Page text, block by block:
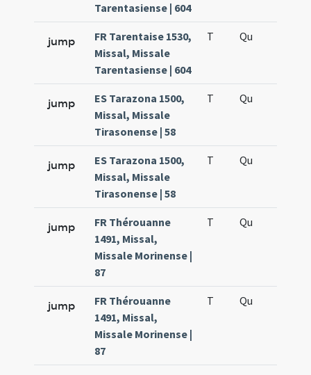
Tarentasiense | 604
jump
FR Tarentaise 1530,
Missal, Missale
Tarentasiense | 604
T Qu
jump
ES Tarazona 1500,
Missal, Missale
Tirasonense | 58
T Qu
jump
ES Tarazona 1500,
Missal, Missale
Tirasonense | 58
T Qu
jump
FR Thérouanne
1491, Missal,
Missale Morinense |
87
T Qu
jump
FR Thérouanne
1491, Missal,
Missale Morinense |
87
T Qu